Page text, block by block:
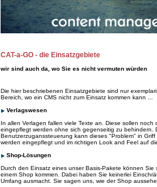
CAT-a-GO - die Einsatzgebiete
wir sind auch da, wo Sie es nicht vermuten würden
Die hier beschriebenen Einsatzgebiete sind nur
Bereich, wo ein CMS nicht zum Einsatz kommen kann ...
Verlagswesen
In allen Verlagen fallen viele Texte an. Diese sollen
eingepflegt werden ohne sich gegenseitig zu behindern.
Benutzerzuganssteuerung kann dieses "Problem" in
werden eingepflegt und im richtigen Look and Feel auf
Shop-Lösungen
Durch den Einsatz eines unser Basis-Pakete können
einem Shop kommen. Dabei haben Sie keinerlei
Umfang ausmacht. Sie sagen uns, wie der Shop